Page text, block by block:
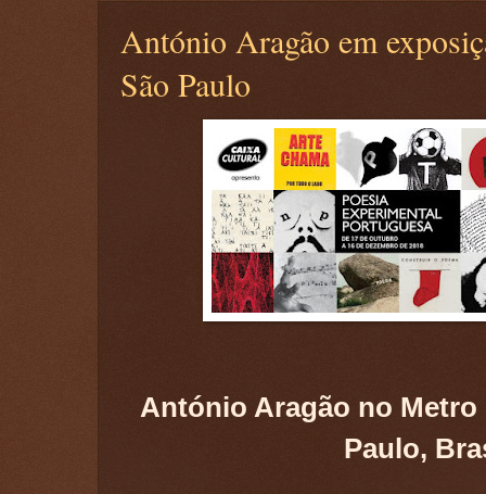
António Aragão em
São Paulo
António Aragão no Metro
Paulo,